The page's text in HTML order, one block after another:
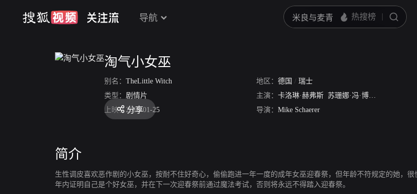
导航
淘气小女巫
别名： TheLittle Witch 地区： 德国 / 瑞士
类型： 剧情片 主演： 卡洛琳·赫弗斯 苏珊娜·冯·博尔索迪
上映： 2018-01-25 导演： Mike Schaerer
分享
简介
生性调皮喜欢恶作剧的小女巫，按耐不住好奇心，偷偷跑进一年一度的成年女巫迎春祭，但年龄不符规定的她，
年内证明自己是个好女巫，并在下一次迎春祭前通过魔法考试，否则将永远不得踏入迎春祭。